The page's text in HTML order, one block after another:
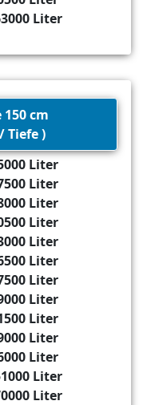
Liter
cm
Tiefe )
Liter
Liter
Liter
Liter
Liter
Liter
Liter
Liter
Liter
Liter
Liter
Liter
Liter